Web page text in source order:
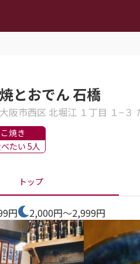
とおでん 石橋
阪市西区 北堀江 １丁目 １−３
焼き
たい 5人
トップ
円 2,000円～2,999円